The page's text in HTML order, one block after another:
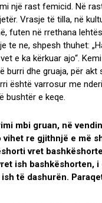
një rast femicid. Në
Vrasje të tilla, në
futen në rrethana
te ne, shpesh thuhet:
e ka kërkuar ajo“.
burri dhe gruaja, për akt
është varrosur me
bushtër e keqe.
mbi gruan, në
vihet re gjithnjë e më
vret
ish bashkëshorten, i
ish të dashurën.